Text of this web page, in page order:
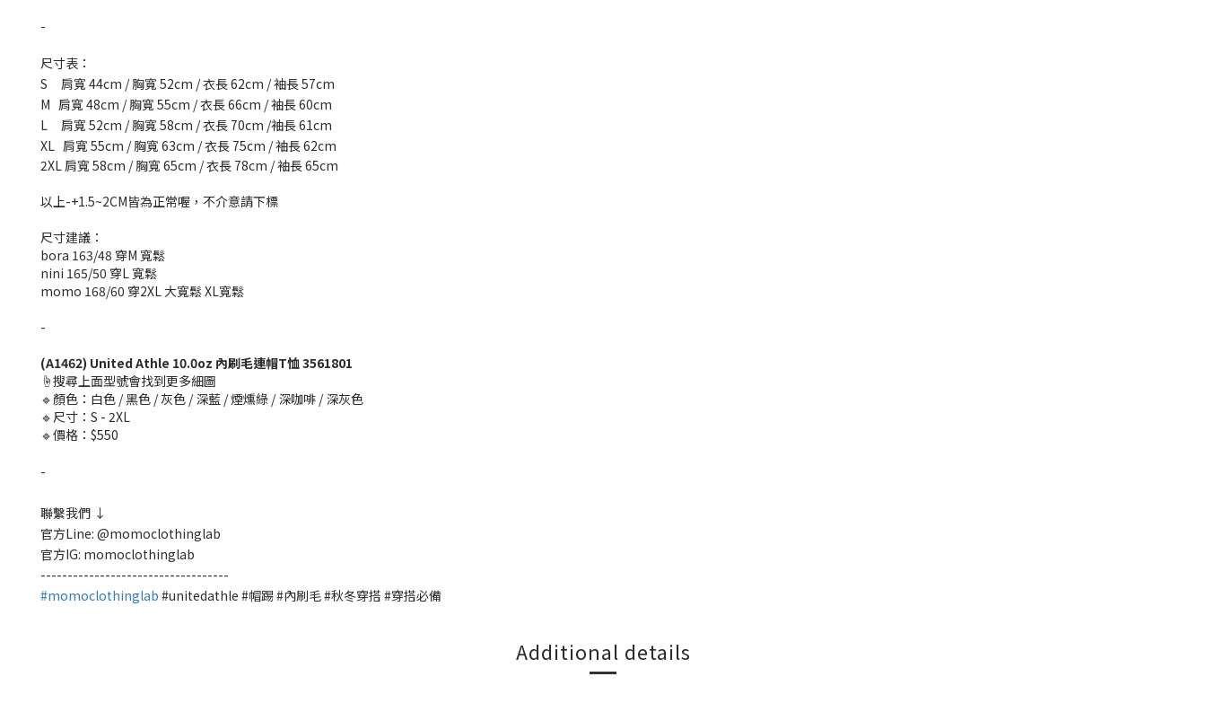
-
尺寸表：
S 肩寬 44cm / 胸寬 52cm / 衣長 62cm / 袖長 57cm
M 肩寬 48cm / 胸寬 55cm / 衣長 66cm / 袖長 60cm
L 肩寬 52cm / 胸寬 58cm / 衣長 70cm /袖長 61cm
XL 肩寬 55cm / 胸寬 63cm / 衣長 75cm / 袖長 62cm
2XL 肩寬 58cm / 胸寬 65cm / 衣長 78cm / 袖長 65cm
以上-+1.5~2CM皆為正常喔，不介意請下標
尺寸建議：
bora 163/48 穿M 寬鬆
nini 165/50 穿L 寬鬆
momo 168/60 穿2XL 大寬鬆 XL寬鬆
-
(A1462) United Athle 10.0oz 內刷毛連帽T恤 3561801
☝️搜尋上面型號會找到更多細圖
🔹顏色：白色 / 黑色 / 灰色 / 深藍 / 煙燻綠 / 深咖啡 / 深灰色
🔹尺寸：S - 2XL
🔹價格：$550
-
聯繫我們 ↓
官方Line: @momoclothinglab
官方IG: momoclothinglab
-----------------------------------
#momoclothinglab #unitedathle #帽踢 #內刷毛 #秋冬穿搭 #穿搭必備
Additional details